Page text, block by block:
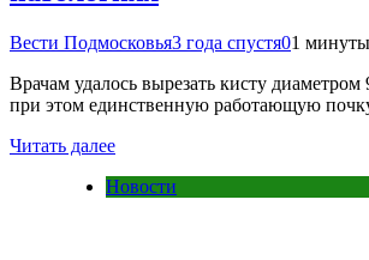
Вести Подмосковья3 года спустя01 минуты
Врачам удалось вырезать кисту диаметром
при этом единственную работающую
Читать далее
Новости